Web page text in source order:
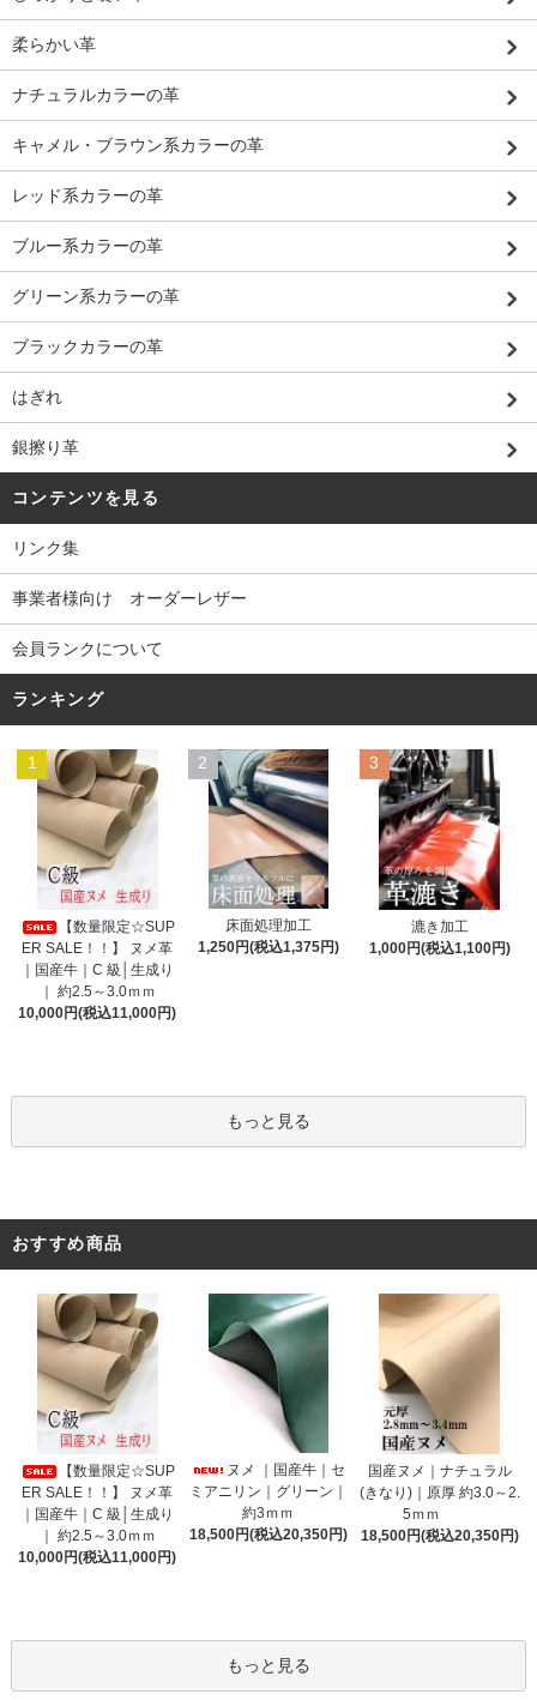
柔らかい革
ナチュラルカラーの革
キャメル・ブラウン系カラーの革
レッド系カラーの革
ブルー系カラーの革
グリーン系カラーの革
ブラックカラーの革
はぎれ
銀擦り革
コンテンツを見る
リンク集
事業者様向け オーダーレザー
会員ランクについて
ランキング
1
【数量限定☆SUP
ER SALE！！】 ヌメ革
｜国産牛｜C 級│生成り
｜ 約2.5～3.0ｍｍ
10,000円(税込11,000円)
2
床面処理加工
1,250円(税込1,375円)
3
漉き加工
1,000円(税込1,100円)
もっと見る
おすすめ商品
【数量限定☆SUP
ER SALE！！】 ヌメ革
｜国産牛｜C 級│生成り
｜ 約2.5～3.0ｍｍ
10,000円(税込11,000円)
ヌメ ｜国産牛｜セ
ミアニリン｜グリーン｜
約3ｍｍ
18,500円(税込20,350円)
国産ヌメ｜ナチュラル
(きなり)｜原厚 約3.0～2.
5ｍｍ
18,500円(税込20,350円)
もっと見る